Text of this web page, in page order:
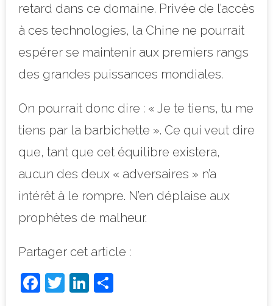
retard dans ce domaine. Privée de l’accès
à ces technologies, la Chine ne pourrait
espérer se maintenir aux premiers rangs
des grandes puissances mondiales.
On pourrait donc dire : « Je te tiens, tu me
tiens par la barbichette ». Ce qui veut dire
que, tant que cet équilibre existera,
aucun des deux « adversaires » n’a
intérêt à le rompre. N’en déplaise aux
prophètes de malheur.
Partager cet article :
F
T
Li